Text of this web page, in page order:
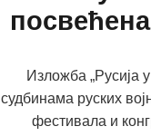
Изложба „Русија
судбинама руских
фестивала и